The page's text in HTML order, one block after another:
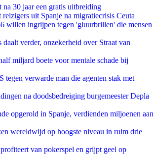
30 jaar een gratis uitbreiding
uit Spanje na migratiecrisis Ceuta
willen ingrijpen tegen 'gluurbrillen' die mensen
daalt verder, onzekerheid over Straat van
miljard boete voor mentale schade bij
tegen verwarde man die agenten stak met
na doodsbedreiging burgemeester Depla
opgerold in Spanje, verdienden miljoenen aan
wereldwijd op hoogste niveau in ruim drie
van pokerspel en grijpt geel op